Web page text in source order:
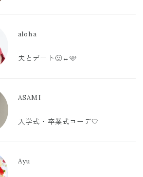
aloha
夫とデート🙂‍↔️🩷
ASAMI
入学式・卒業式コーデ🤍
Ayu